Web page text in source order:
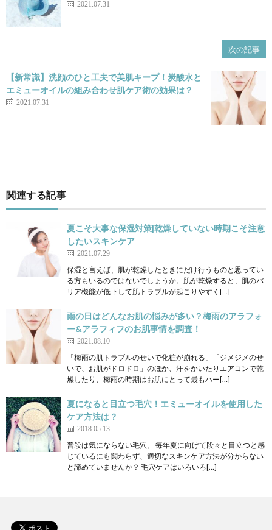
2021.07.31
次の記事
【新常識】洗顔のひと工夫で美肌キープ！炭酸水と
エミューオイルの組み合わせ肌ケア術の効果は？
2021.07.31
関連する記事
夏こそ大事な保湿対策|乾燥していない時期こそ注意
したいスキンケア
2021.07.29
保湿と言えば、肌が乾燥したときにだけ行うものと思ってい
る方もいるのではないでしょうか。肌が乾燥すると、肌のバ
リア機能が低下して肌トラブルが起こりやすく[…]
雨の日はどんなお肌の悩みが多い？梅雨のアラフォ
ー&アラフィフのお肌事情を調査！
2021.08.10
「梅雨の肌トラブルのせいで化粧が崩れる」「ジメジメのせ
いで、お肌がドロドロ」のほか、汗をかいたりエアコンで乾
燥したり、梅雨の時期はお肌にとって最もハー[…]
夏になると目立つ毛穴！エミューオイルを使用した
ケア方法は？
2018.05.13
普段は気にならない毛穴。 毎年夏に向けて段々と目立つと感
じているにも関わらず、適切なスキンケア方法が分からない
と諦めていませんか？ 毛穴ケアはいろいろ[…]